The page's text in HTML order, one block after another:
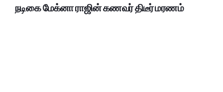
நடிகை மேக்னா ராஜின் கணவர் திடீர் மரணம்